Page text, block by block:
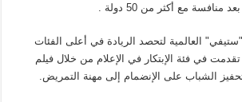
منافسة مع أكثر من 50 دولة .
العالمية لتحصد الريادة في أعلى الفئات
في فئة الإبتكار في الإعلام من خلال فيلم
الشباب على الإنضمام إلى مهنة التمريض.